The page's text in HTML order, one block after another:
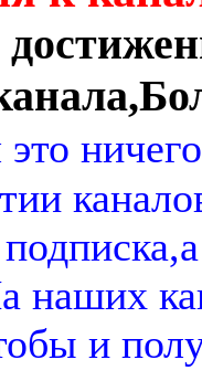
наших
и